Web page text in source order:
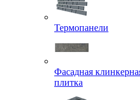
Термопанели
Фасадная
плитка